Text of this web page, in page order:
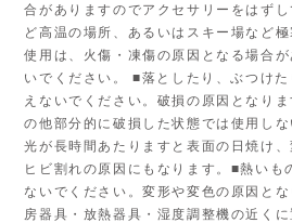
合がありますのでアクセサリーをはず
ど高温の場所、あるいはスキー場など
使用は、火傷・凍傷の原因となる場合
いでください。 ■落としたり、ぶつけ
えないでください。破損の原因となり
の他部分的に破損した状態では使用し
光が長時間あたりますと表面の日焼け
ヒビ割れの原因にもなります。■熱いも
ないでください。変形や変色の原因と
房器具・放熱器具・湿度調整機の近く